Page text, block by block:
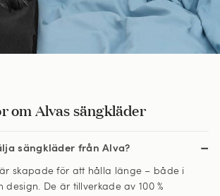
om Alvas sängkläder
sängkläder från Alva?
skapade för att hålla länge – både i
design. De är tillverkade av 100 %